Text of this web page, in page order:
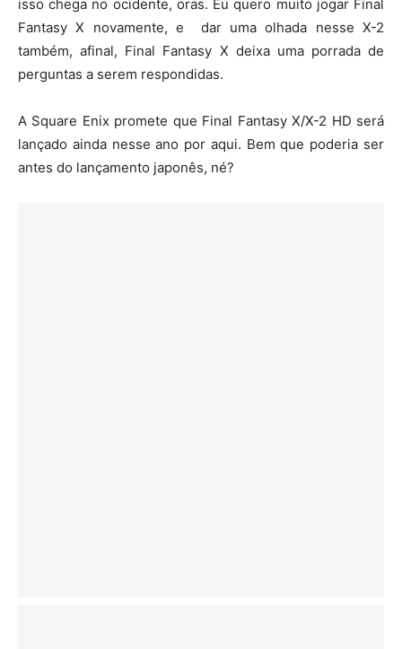
isso chega no ocidente, oras. Eu quero muito jogar Final
Fantasy X novamente, e dar uma olhada nesse X-2
também, afinal, Final Fantasy X deixa uma porrada de
perguntas a serem respondidas.
A Square Enix promete que Final Fantasy X/X-2 HD será
lançado ainda nesse ano por aqui. Bem que poderia ser
antes do lançamento japonês, né?